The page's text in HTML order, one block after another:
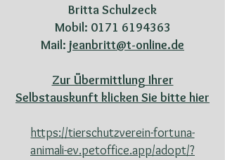
Britta Schulzeck
Mobil: 0171 6194363
Mail: jeanbritt@t-online.de
​Zur Übermittlung Ihrer
Selbstauskunft klicken Sie bitte hier
https://tierschutzverein-fortuna-
animali-ev.petoffice.app/adopt/?